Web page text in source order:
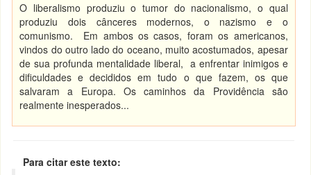
O liberalismo produziu o tumor do nacionalismo, o qual
produziu dois cânceres modernos, o nazismo e o
comunismo. Em ambos os casos, foram os americanos,
vindos do outro lado do oceano, muito acostumados, apesar
de sua profunda mentalidade liberal, a enfrentar inimigos e
dificuldades e decididos em tudo o que fazem, os que
salvaram a Europa. Os caminhos da Providência são
realmente inesperados...
Para citar este texto: